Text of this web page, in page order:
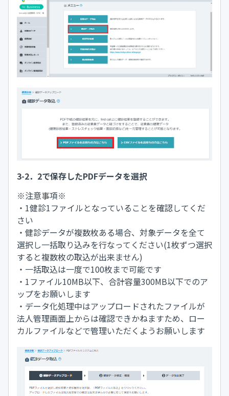
3-2．2で保存したPDFデータを選択
※注意事項※
・1健診1ファイルとなっていることを確認してくだ
さい
・健診データが複数枚ある場合、対象データを全て
選択し一括取り込みを行なってください(1枚ずつ選択
すると複数枚の取込が出来ません)
・一括取込は一度で100枚まで可能です
・1ファイル10MB以下、合計容量300MB以下でのア
ップをお願いします
・データ化処理中はアップロードされたファイルが
法人管理画面上からは確認できかねますため、ロー
カルファイルなどで管理いただくようお願いします